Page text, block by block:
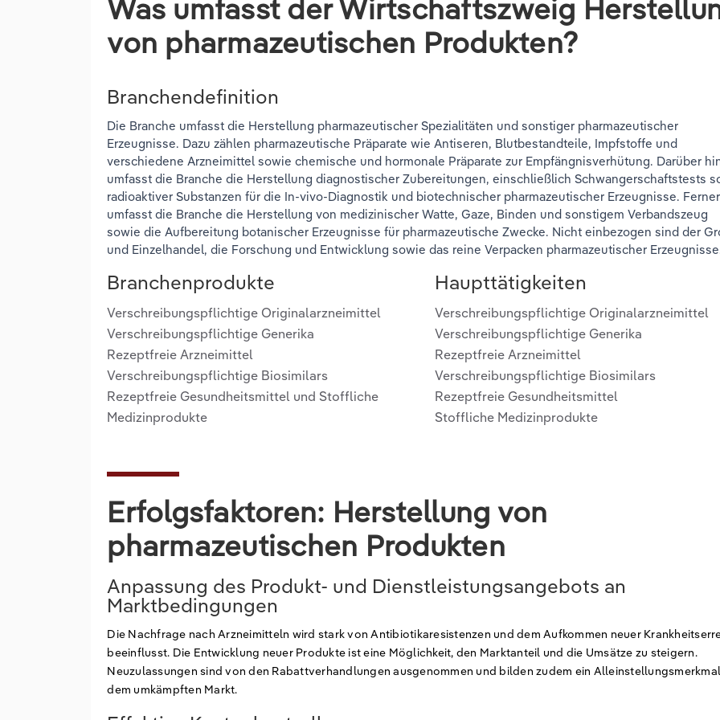
Was umfasst der Wirtschaftszweig
von pharmazeutischen Produkten?
Branchendefinition
Die Branche umfasst die Herstellung pharmazeutischer Spezialitäten und sonstiger pharmazeutischer
Erzeugnisse. Dazu zählen pharmazeutische Präparate wie Antiseren, Blutbestandteile, Impfstoffe und
verschiedene Arzneimittel sowie chemische und hormonale Präparate zur Empfängnisverhütung. Darüber
umfasst die Branche die Herstellung diagnostischer Zubereitungen, einschließlich Schwangerschaftstests
radioaktiver Substanzen für die In-vivo-Diagnostik und biotechnischer pharmazeutischer Erzeugnisse. Ferner
umfasst die Branche die Herstellung von medizinischer Watte, Gaze, Binden und sonstigem Verbandszeug
sowie die Aufbereitung botanischer Erzeugnisse für pharmazeutische Zwecke. Nicht einbezogen sind der
und Einzelhandel, die Forschung und Entwicklung sowie das reine Verpacken pharmazeutischer
Branchenprodukte
Verschreibungspflichtige Originalarzneimittel
Verschreibungspflichtige Generika
Rezeptfreie Arzneimittel
Verschreibungspflichtige Biosimilars
Rezeptfreie Gesundheitsmittel und Stoffliche
Medizinprodukte
Haupttätigkeiten
Verschreibungspflichtige Originalarzneimittel
Verschreibungspflichtige Generika
Rezeptfreie Arzneimittel
Verschreibungspflichtige Biosimilars
Rezeptfreie Gesundheitsmittel
Stoffliche Medizinprodukte
Erfolgsfaktoren: Herstellung von
pharmazeutischen Produkten
Anpassung des Produkt- und Dienstleistungsangebots an
Marktbedingungen
Die Nachfrage nach Arzneimitteln wird stark von Antibiotikaresistenzen und dem Aufkommen neuer
beeinflusst. Die Entwicklung neuer Produkte ist eine Möglichkeit, den Marktanteil und die Umsätze zu steigern.
Neuzulassungen sind von den Rabattverhandlungen ausgenommen und bilden zudem ein
dem umkämpften Markt.